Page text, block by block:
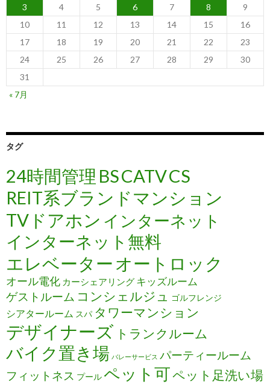
3 4 5 6 7 8
9
10
11 12 13 14 15
16
17
18 19 20 21 22
23
24
25 26 27 28 29
30
31
« 7月
タグ
24時間管理 BSCATVCS
REIT系ブランドマンション
TVドアホン インターネット
インターネット無料
エレベーター オートロック
オール電化 カーシェアリング キッズルーム
ゲストルーム コンシェルジュ ゴルフレンジ
シアタールーム スパ タワーマンション
デザイナーズ トランクルーム
バイク置き場 バレーサービス パーティールーム
フィットネス プールペット可ペット足洗い場